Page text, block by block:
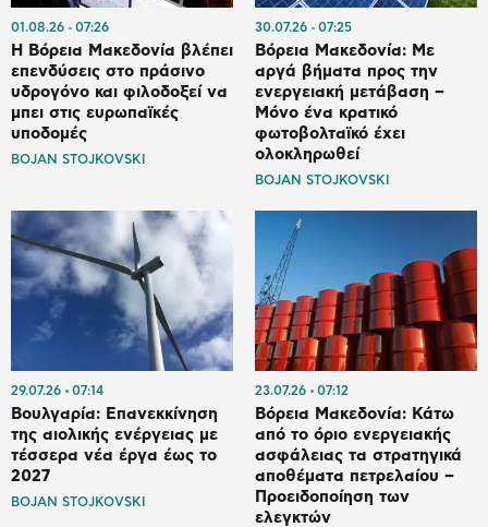
01.08.26 07:26
Η Βόρεια Μακεδονία βλέπει
επενδύσεις στο πράσινο
υδρογόνο και φιλοδοξεί να
μπει στις ευρωπαϊκές
υποδομές
BOJAN STOJKOVSKI
30.07.26 07:25
Βόρεια Μακεδονία: Mε
αργά βήματα προς την
ενεργειακή μετάβαση –
Μόνο ένα κρατικό
φωτοβολταϊκό έχει
ολοκληρωθεί
BOJAN STOJKOVSKI
29.07.26 07:14
Βουλγαρία: Επανεκκίνηση
της αιολικής ενέργειας με
τέσσερα νέα έργα έως το
2027
BOJAN STOJKOVSKI
23.07.26 07:12
Βόρεια Μακεδονία: Κάτω
από το όριο ενεργειακής
ασφάλειας τα στρατηγικά
αποθέματα πετρελαίου –
Προειδοποίηση των
ελεγκτών